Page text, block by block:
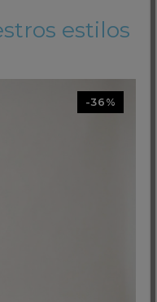
estilos
-36%